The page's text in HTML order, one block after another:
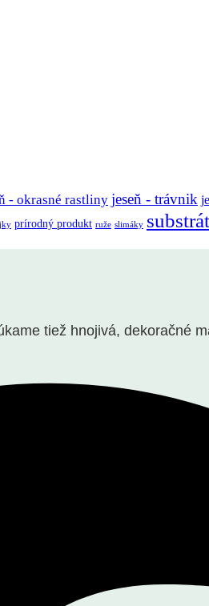
- okrasné rastliny jeseň - trávnik
prírodný produkt ruže slimáky substrát
tiež hnojivá, dekoračné